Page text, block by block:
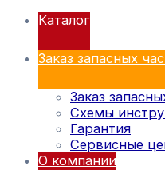
Каталог
Заказ запасных
Заказ
Схемы
Гарантия
Сервисные
О компании